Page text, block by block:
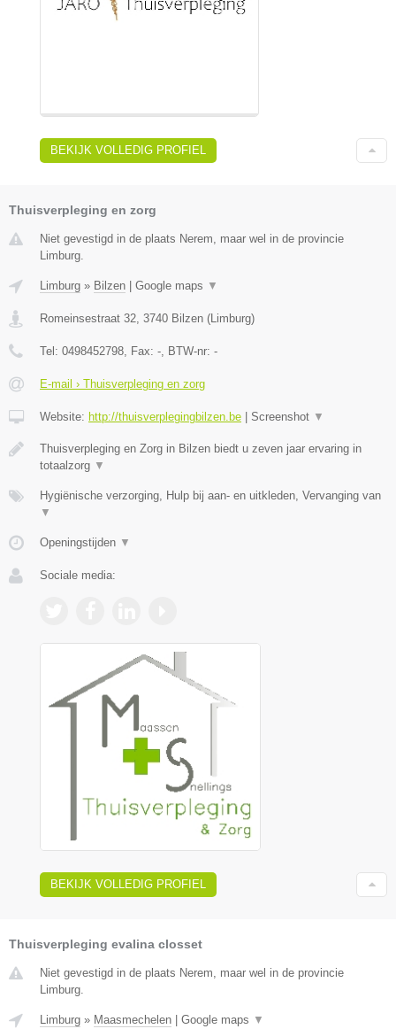
BEKIJK VOLLEDIG PROFIEL
Thuisverpleging en zorg
Niet gevestigd in de plaats Nerem, maar wel in de provincie
Limburg.
Limburg » Bilzen Google maps ▼
Romeinsestraat 32, 3740 Bilzen (Limburg)
Tel: 0498452798, Fax: -, BTW-nr: -
E-mail › Thuisverpleging en zorg
Website: http://thuisverplegingbilzen.be Screenshot ▼
Thuisverpleging en Zorg in Bilzen biedt u zeven jaar ervaring in
totaalzorg ▼
Hygiënische verzorging, Hulp bij aan- en uitkleden, Vervanging van
▼
Openingstijden ▼
Sociale media:
BEKIJK VOLLEDIG PROFIEL
Thuisverpleging evalina closset
Niet gevestigd in de plaats Nerem, maar wel in de provincie
Limburg.
Limburg » Maasmechelen Google maps ▼